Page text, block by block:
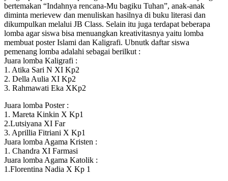
bertemakan “Indahnya rencana-Mu bagiku Tuhan”, anak-anak
diminta merievew dan menuliskan hasilnya di buku literasi dan
dikumpulkan melalui JB Class. Selain itu juga terdapat beberapa
lomba agar siswa bisa menuangkan kreativitasnya yaitu lomba
membuat poster Islami dan Kaligrafi. Ubnutk daftar siswa
pemenang lomba adalahi sebagai berilkut :
Juara lomba Kaligrafi :
1. Atika Sari N XI Kp2
2. Della Aulia XI Kp2
3. Rahmawati Eka XKp2
Juara lomba Poster :
1. Mareta Kinkin X Kp1
2.Lutsiyana XI Far
3. Aprillia Fitriani X Kp1
Juara lomba Agama Kristen :
1. Chandra XI Farmasi
Juara lomba Agama Katolik :
1.Florentina Nadia X Kp 1